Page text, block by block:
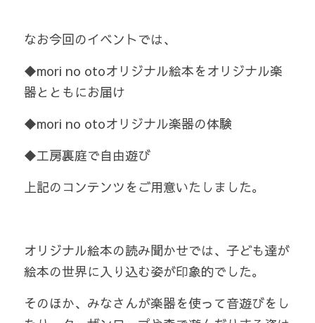
なお今回のイベントでは、
◆mori no otoオリジナル絵本をオリジナル楽
器とともにお届け
◆mori no otoオリジナル楽器の体験
◆工房裏庭で自由遊び
上記のコンテンツをご用意いたしました。
オリジナル絵本の読み聞かせでは、子ども達が
絵本の世界に入り込む姿が印象的でした。
そのほか、みなさんが楽器を使って音遊びをし